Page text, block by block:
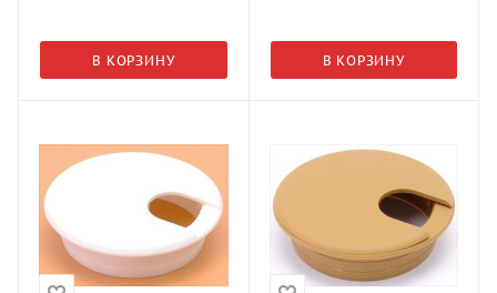
В КОРЗИНУ В КОРЗИНУ